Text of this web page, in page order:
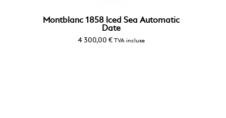
Montblanc 1858 Iced Sea Automatic
Date
4 300,00 € TVA incluse